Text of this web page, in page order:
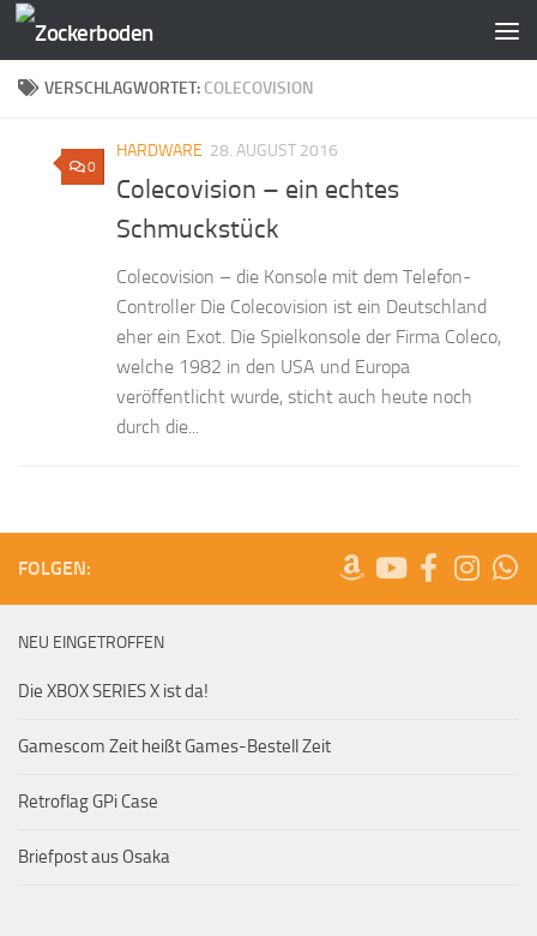
Zum Inhalt springen
VERSCHLAGWORTET: COLECOVISION
0
HARDWARE 28. AUGUST 2016
Colecovision – ein echtes
Schmuckstück
Colecovision – die Konsole mit dem Telefon-
Controller Die Colecovision ist ein Deutschland
eher ein Exot. Die Spielkonsole der Firma Coleco,
welche 1982 in den USA und Europa
veröffentlicht wurde, sticht auch heute noch
durch die...
FOLGEN:
NEU EINGETROFFEN
Die XBOX SERIES X ist da!
Gamescom Zeit heißt Games-Bestell Zeit
Retroflag GPi Case
Briefpost aus Osaka